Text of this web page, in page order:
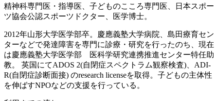
精神科専門医・指導医、子どものこころ専門医、日本スポー
ツ協会公認スポーツドクター、医学博士。
2012年山形大学医学部卒。慶應義塾大学病院、島田療育セン
ターなどで発達障害を専門に診療・研究を行ったのち、現在
は慶應義塾大学医学部 医科学研究連携推進センター特任助
教。 英国にてADOS 2(自閉症スペクトラム観察検査)、ADI-
R(自閉症診断面接) のresearch licenseを取得。子どもの主体性
を伸ばすNPOなどの支援を行っている。